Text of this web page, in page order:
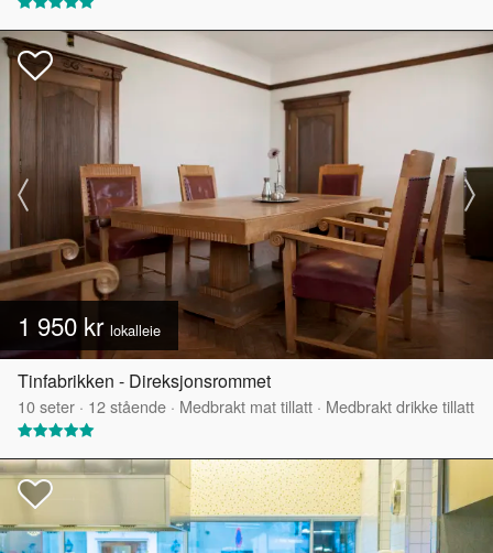
1 950 kr lokalleie
Tinfabrikken - Direksjonsrommet
10seter · 12stående · Medbrakt mat tillatt · Medbrakt drikke tillatt